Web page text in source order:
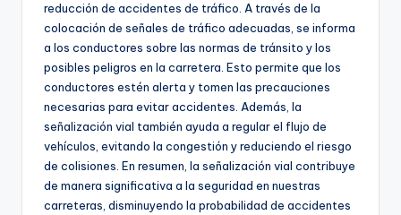
reducción de accidentes de tráfico. A través de la
colocación de señales de tráfico adecuadas, se informa
a los conductores sobre las normas de tránsito y los
posibles peligros en la carretera. Esto permite que los
conductores estén alerta y tomen las precauciones
necesarias para evitar accidentes. Además, la
señalización vial también ayuda a regular el flujo de
vehículos, evitando la congestión y reduciendo el riesgo
de colisiones. En resumen, la señalización vial contribuye
de manera significativa a la seguridad en nuestras
carreteras, disminuyendo la probabilidad de accidentes